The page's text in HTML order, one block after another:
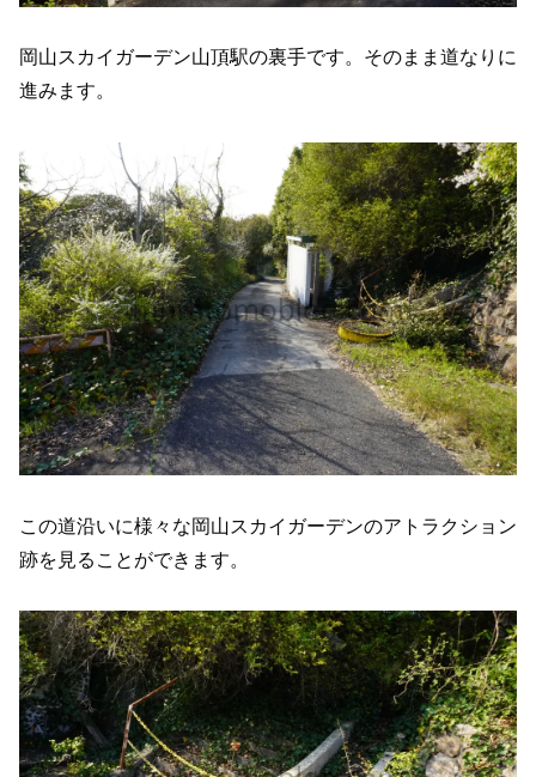
岡山スカイガーデン山頂駅の裏手です。そのまま道なりに
進みます。
この道沿いに様々な岡山スカイガーデンのアトラクション
跡を見ることができます。